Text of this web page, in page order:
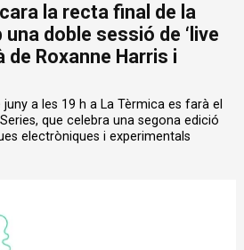
la recta final de la
doble sessió de ‘live
de Roxanne Harris i
a les 19 h a La Tèrmica es farà el
que celebra una segona edició
electròniques i experimentals